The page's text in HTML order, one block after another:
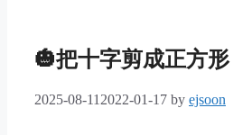
🎃把十字剪成正方形
2025-08-11 2022-01-17 by ejsoon